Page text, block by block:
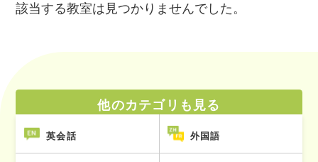
該当する教室は見つかりませんでした。
他のカテゴリも見る
英会話 外国語